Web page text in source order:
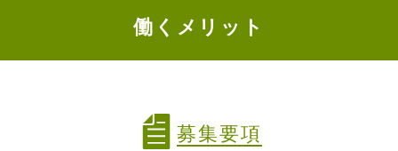
働くメリット
募集要項